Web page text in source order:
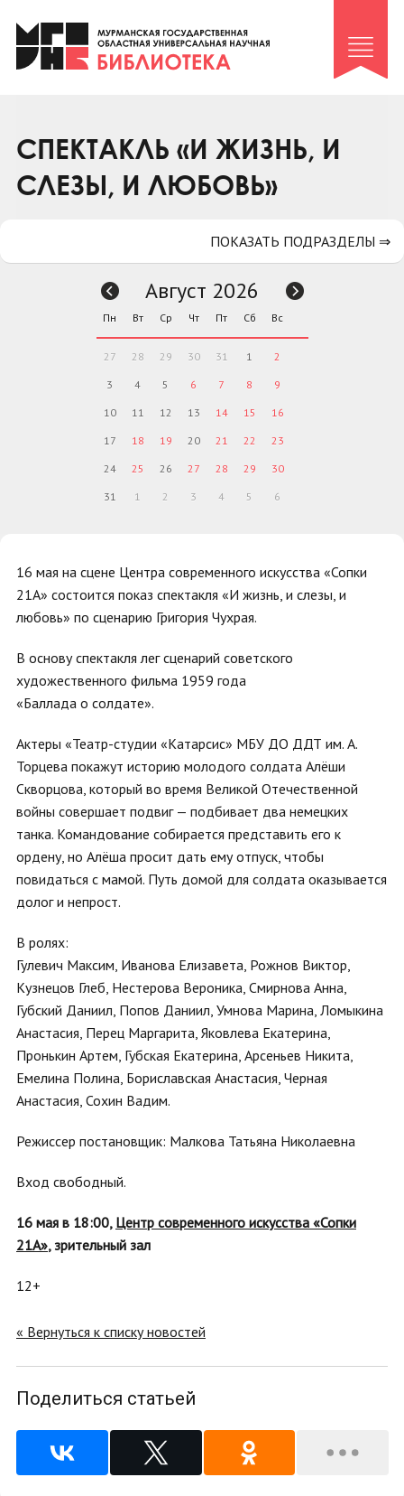
Клуб «Гиря и сельдерей»
Клуб «Семейный архив»
Коллегам
Контакты
СПЕКТАКЛЬ «И ЖИЗНЬ, И
СЛЕЗЫ, И ЛЮБОВЬ»
16 мая на сцене Центра современного искусства «Сопки
21А» состоится показ спектакля «И жизнь, и слезы, и
любовь» по сценарию Григория Чухрая.
В основу спектакля лег сценарий советского
художественного фильма 1959 года
«Баллада о солдате».
Актеры «Театр-студии «Катарсис» МБУ ДО ДДТ им. А.
Торцева покажут историю молодого солдата Алёши
Скворцова, который во время Великой Отечественной
войны совершает подвиг — подбивает два немецких
танка. Командование собирается представить его к
ордену, но Алёша просит дать ему отпуск, чтобы
повидаться с мамой. Путь домой для солдата оказывается
долог и непрост.
В ролях:
Гулевич Максим, Иванова Елизавета, Рожнов Виктор,
Кузнецов Глеб, Нестерова Вероника, Смирнова Анна,
Губский Даниил, Попов Даниил, Умнова Марина, Ломыкина
Анастасия, Перец Маргарита, Яковлева Екатерина,
Пронькин Артем, Губская Екатерина, Арсеньев Никита,
Емелина Полина, Бориславская Анастасия, Черная
Анастасия, Сохин Вадим.
Режиссер постановщик: Малкова Татьяна Николаевна
Вход свободный.
16 мая в 18:00, Центр современного искусства «Сопки
21А», зрительный зал
12+
« Вернуться к списку новостей
Поделиться статьей
ПОКАЗАТЬ ПОДРАЗДЕЛЫ ⇒
Август 2026
Пн Вт Ср Чт Пт Сб Вс
27 28 29 30 31 1 2
3 4 5 6 7 8 9
10 11 12 13 14 15 16
17 18 19 20 21 22 23
24 25 26 27 28 29 30
31 1 2 3 4 5 6